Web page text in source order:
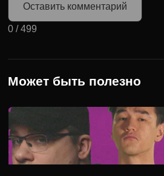
Оставить комментарий
0 /499
Может быть полезно